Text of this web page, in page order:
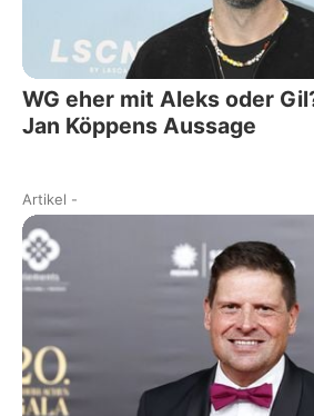
WG eher mit Aleks oder
Jan Köppens Aussage
Artikel -